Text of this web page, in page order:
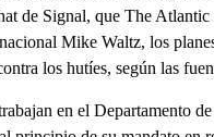
de Signal, que The Atlantic
Mike Waltz, los
los hutíes, según las
en el Departamento